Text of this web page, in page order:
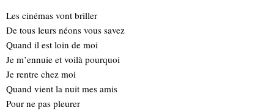
Les cinémas vont briller
De tous leurs néons vous savez
Quand il est loin de moi
Je m’ennuie et voilà pourquoi
Je rentre chez moi
Quand vient la nuit mes amis
Pour ne pas pleurer